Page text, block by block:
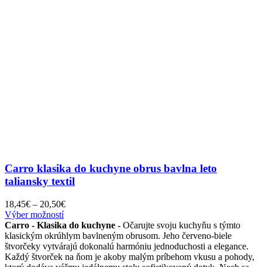
Carro klasika do kuchyne obrus bavlna leto
taliansky textil
18,45€ – 20,50€Price
18,45€
through
20,50€
Výber možnostíTento
produkt
má
viacero
variantov.
Carro - Klasika do kuchyne - Očarujte svoju kuchyňu s týmto
klasickým okrúhlym bavlneným obrusom. Jeho červeno-biele
štvorčeky vytvárajú dokonalú harmóniu jednoduchosti a elegance.
Každý štvorček na ňom je akoby malým príbehom vkusu a pohody,